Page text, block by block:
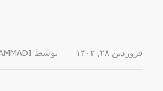
فروردین ۲۸, ۱۴۰۲ / توسط